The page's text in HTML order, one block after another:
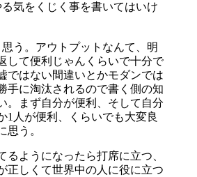
気をくじく事を書いてはいけ
う。アウトプットなんて、明
して便利じゃんくらいで十分で
ではない間違いとかモダンでは
手に淘汰されるので書く側の知
。まず自分が便利、そして自分
1人が便利、くらいでも大変良
思う。
るようになったら打席に立つ、
正しくて世界中の人に役に立つ